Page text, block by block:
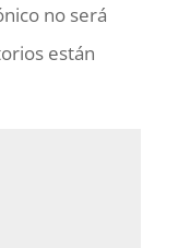
no será
están